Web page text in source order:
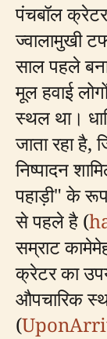
पंचबॉल
ज्वालामुखी
साल पहले
मूल हवाई
स्थल था।
जाता रहा है,
निष्पादन
पहाड़ी" के रूप
से पहले है (
सम्राट
क्रेटर का
औपचारिक
(